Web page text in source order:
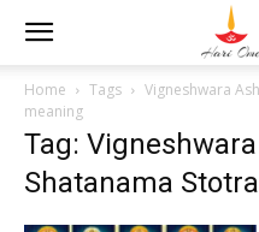
Home Tags
Vigneshwara
meaning
Tag:
Shatanama